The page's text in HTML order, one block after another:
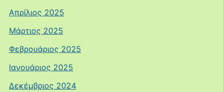
Απρίλιος 2025
Μάρτιος 2025
Φεβρουάριος 2025
Ιανουάριος 2025
Δεκέμβριος 2024